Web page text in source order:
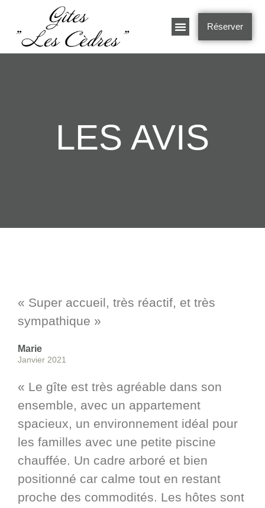
Réserver
LES AVIS
« Super accueil, très réactif, et très
sympathique »
Marie
Janvier 2021
« Le gîte est très agréable dans son
ensemble, avec un appartement
spacieux, un environnement idéal pour
les familles avec une petite piscine
chauffée. Un cadre arboré et bien
positionné car calme tout en restant
proche des commodités. Les hôtes sont